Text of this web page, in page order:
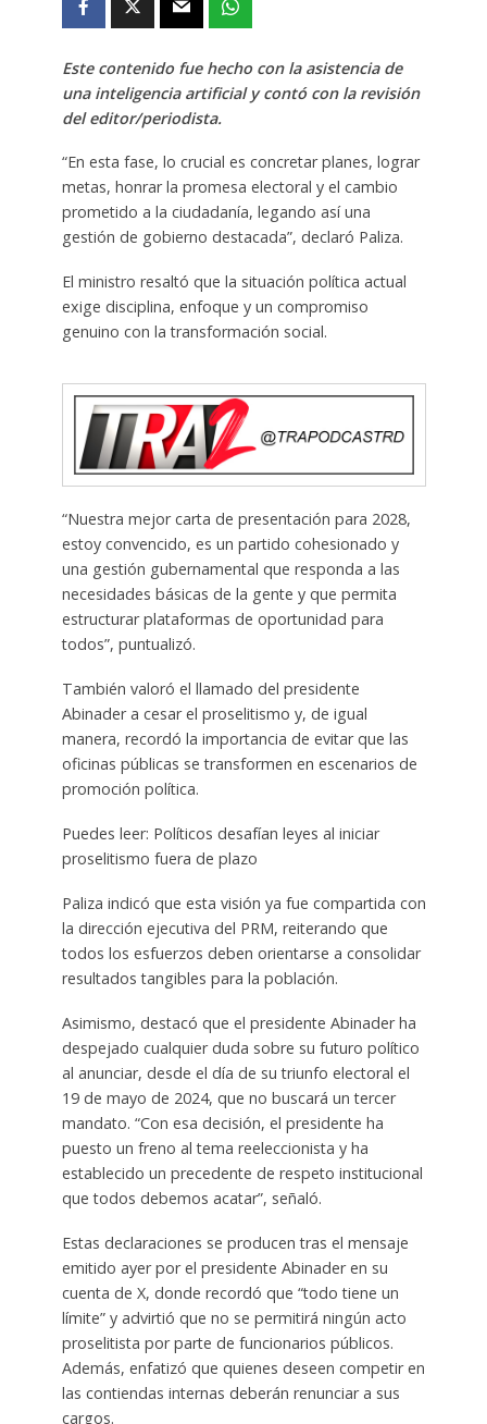
Este contenido fue hecho con la asistencia de
una inteligencia artificial y contó con la revisión
del editor/periodista.
“En esta fase, lo crucial es concretar planes, lograr
metas, honrar la promesa electoral y el cambio
prometido a la ciudadanía, legando así una
gestión de gobierno destacada”, declaró Paliza.
El ministro resaltó que la situación política actual
exige disciplina, enfoque y un compromiso
genuino con la transformación social.
“Nuestra mejor carta de presentación para 2028,
estoy convencido, es un partido cohesionado y
una gestión gubernamental que responda a las
necesidades básicas de la gente y que permita
estructurar plataformas de oportunidad para
todos”, puntualizó.
También valoró el llamado del presidente
Abinader a cesar el proselitismo y, de igual
manera, recordó la importancia de evitar que las
oficinas públicas se transformen en escenarios de
promoción política.
Puedes leer: Políticos desafían leyes al iniciar
proselitismo fuera de plazo
Paliza indicó que esta visión ya fue compartida con
la dirección ejecutiva del PRM, reiterando que
todos los esfuerzos deben orientarse a consolidar
resultados tangibles para la población.
Asimismo, destacó que el presidente Abinader ha
despejado cualquier duda sobre su futuro político
al anunciar, desde el día de su triunfo electoral el
19 de mayo de 2024, que no buscará un tercer
mandato. “Con esa decisión, el presidente ha
puesto un freno al tema reeleccionista y ha
establecido un precedente de respeto institucional
que todos debemos acatar”, señaló.
Estas declaraciones se producen tras el mensaje
emitido ayer por el presidente Abinader en su
cuenta de X, donde recordó que “todo tiene un
límite” y advirtió que no se permitirá ningún acto
proselitista por parte de funcionarios públicos.
Además, enfatizó que quienes deseen competir en
las contiendas internas deberán renunciar a sus
cargos.